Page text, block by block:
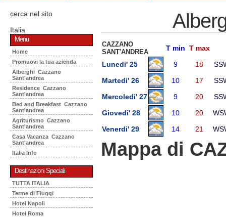
cerca nel sito
Italia
Menu
Home
Promuovi la tua azienda
Alberghi Cazzano
Sant'andrea
Residence Cazzano
Sant'andrea
Bed and Breakfast Cazzano
Sant'andrea
Agriturismo Cazzano
Sant'andrea
Casa Vacanza Cazzano
Sant'andrea
Italia Info
Destinazioni Speciali
TUTTA ITALIA
Terme di Fiuggi
Hotel Napoli
Hotel Roma
CAZZANO
SANT'ANDREA
T min T max
Lunedi' 25
9 18
Martedi' 26
10 17
Mercoledi' 27
9 20
Giovedi' 28
10 20
Venerdi' 29
14 21
Mappa di